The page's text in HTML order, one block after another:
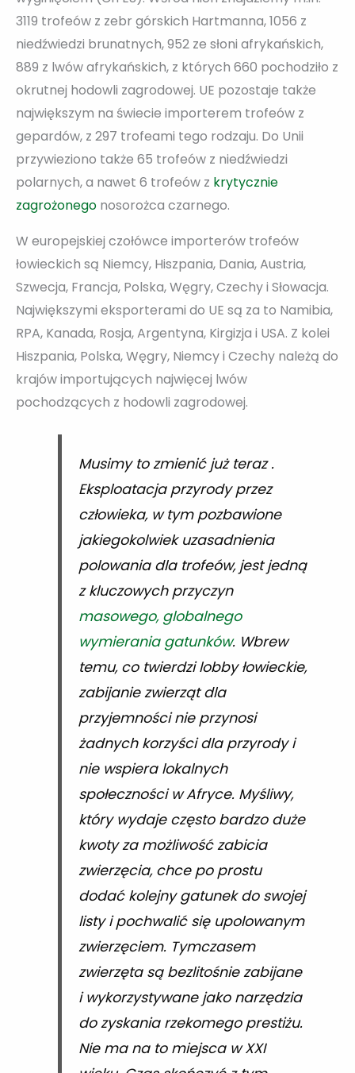
3119 trofeów z zebr górskich Hartmanna, 1056 z
niedźwiedzi brunatnych, 952 ze słoni afrykańskich,
889 z lwów afrykańskich, z których 660 pochodziło z
okrutnej hodowli zagrodowej. UE pozostaje także
największym na świecie importerem trofeów z
gepardów, z 297 trofeami tego rodzaju. Do Unii
przywieziono także 65 trofeów z niedźwiedzi
polarnych, a nawet 6 trofeów z krytycznie
zagrożonego nosorożca czarnego.
W europejskiej czołówce importerów trofeów
łowieckich są Niemcy, Hiszpania, Dania, Austria,
Szwecja, Francja, Polska, Węgry, Czechy i Słowacja.
Największymi eksporterami do UE są za to Namibia,
RPA, Kanada, Rosja, Argentyna, Kirgizja i USA. Z kolei
Hiszpania, Polska, Węgry, Niemcy i Czechy należą do
krajów importujących najwięcej lwów
pochodzących z hodowli zagrodowej.
Musimy to zmienić już teraz .
Eksploatacja przyrody przez
człowieka, w tym pozbawione
jakiegokolwiek uzasadnienia
polowania dla trofeów, jest jedną
z kluczowych przyczyn
masowego, globalnego
wymierania gatunków. Wbrew
temu, co twierdzi lobby łowieckie,
zabijanie zwierząt dla
przyjemności nie przynosi
żadnych korzyści dla przyrody i
nie wspiera lokalnych
społeczności w Afryce. Myśliwy,
który wydaje często bardzo duże
kwoty za możliwość zabicia
zwierzęcia, chce po prostu
dodać kolejny gatunek do swojej
listy i pochwalić się upolowanym
zwierzęciem. Tymczasem
zwierzęta są bezlitośnie zabijane
i wykorzystywane jako narzędzia
do zyskania rzekomego prestiżu.
Nie ma na to miejsca w XXI